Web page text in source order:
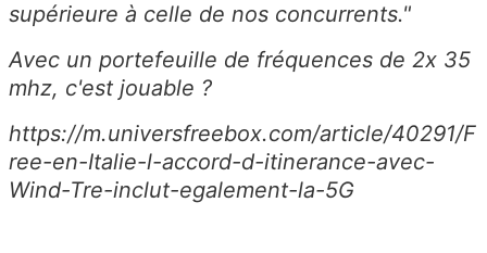
supérieure à celle de nos concurrents."
Avec un portefeuille de fréquences de 2x 35
mhz, c'est jouable ?
https://m.universfreebox.com/article/40291/F
ree-en-Italie-l-accord-d-itinerance-avec-
Wind-Tre-inclut-egalement-la-5G